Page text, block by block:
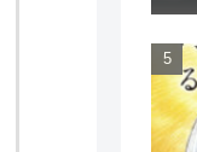
さ
反